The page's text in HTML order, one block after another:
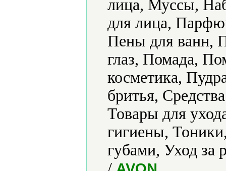
лица, Муссы,
для лица,
Пены для ванн,
глаз, Помада,
косметика,
бритья,
Товары для
гигиены,
губами, Уход